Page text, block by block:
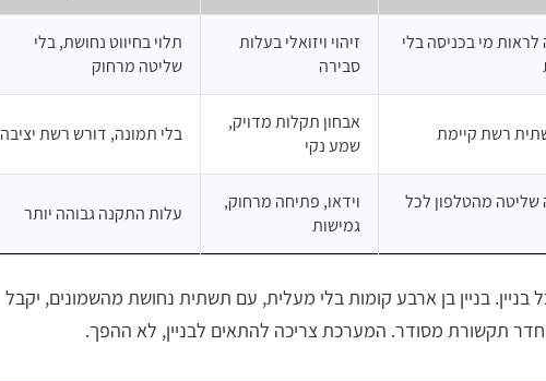
לראות מי בכניסה בלי
זיהוי ויזואלי בעלות
סבירה
תלוי בחיווט נחושת, בלי
שליטה מרחוק
רשת קיימת
אבחון תקלות מדויק,
שמע נקי
בלי תמונה, דורש רשת יציבה
שליטה מהטלפון לכל
וידאו, פתיחה מרחוק,
גמישות
עלות התקנה גבוהה יותר
בניין. בניין בן ארבע קומות בלי מעלית, עם תשתית נחושת מהשמונים, יקבל
תקשורת מסודר. המערכת צריכה להתאים לבניין, לא ההפך.